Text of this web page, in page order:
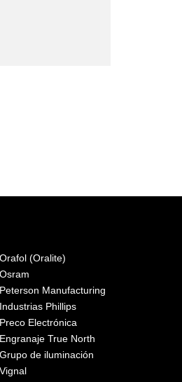
Orafol (Oralite)
Osram
Peterson Manufacturing
Industrias Phillips
Preco Electrónica
Engranaje True North
Grupo de iluminación
Vignal